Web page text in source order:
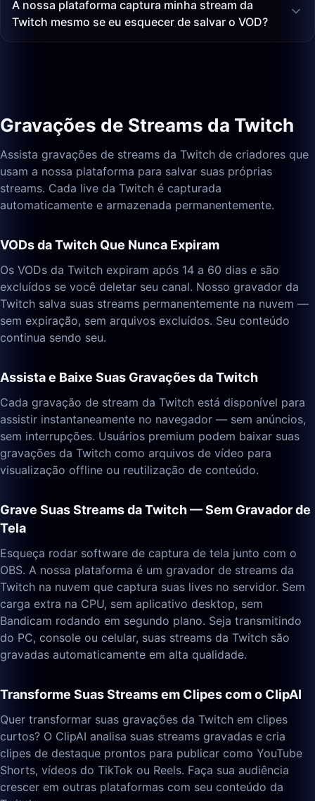
A nossa plataforma captura minha stream da
Twitch mesmo se eu esquecer de salvar o VOD?
Gravações de Streams da Twitch
Assista gravações de streams da Twitch de criadores que
usam a nossa plataforma para salvar suas próprias
streams. Cada live da Twitch é capturada
automaticamente e armazenada permanentemente.
VODs da Twitch Que Nunca Expiram
Os VODs da Twitch expiram após 14 a 60 dias e são
excluídos se você deletar seu canal. Nosso gravador da
Twitch salva suas streams permanentemente na nuvem —
sem expiração, sem arquivos excluídos. Seu conteúdo
continua sendo seu.
Assista e Baixe Suas Gravações da Twitch
Cada gravação de stream da Twitch está disponível para
assistir instantaneamente no navegador — sem anúncios,
sem interrupções. Usuários premium podem baixar suas
gravações da Twitch como arquivos de vídeo para
visualização offline ou reutilização de conteúdo.
Grave Suas Streams da Twitch — Sem Gravador de
Tela
Esqueça rodar software de captura de tela junto com o
OBS. A nossa plataforma é um gravador de streams da
Twitch na nuvem que captura suas lives no servidor. Sem
carga extra na CPU, sem aplicativo desktop, sem
Bandicam rodando em segundo plano. Seja transmitindo
do PC, console ou celular, suas streams da Twitch são
gravadas automaticamente em alta qualidade.
Transforme Suas Streams em Clipes com o ClipAI
Quer transformar suas gravações da Twitch em clipes
curtos? O ClipAI analisa suas streams gravadas e cria
clipes de destaque prontos para publicar como YouTube
Shorts, vídeos do TikTok ou Reels. Faça sua audiência
crescer em outras plataformas com seu conteúdo da